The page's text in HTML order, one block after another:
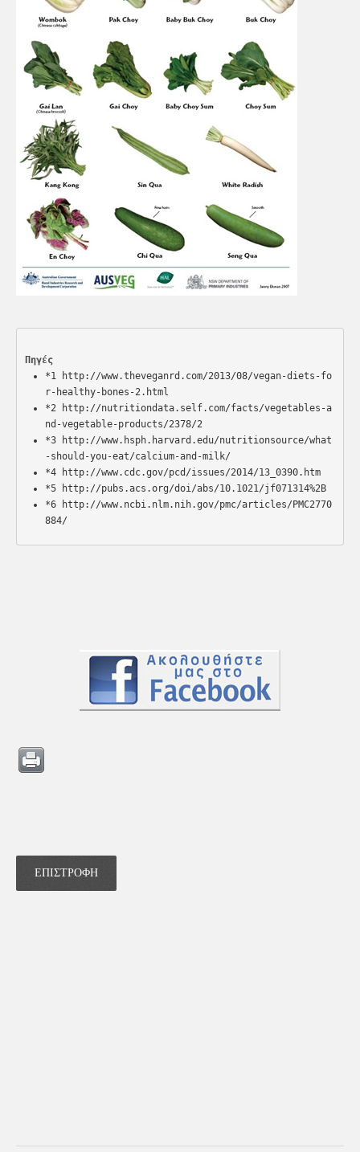
Πηγές
*1 http://www.theveganrd.com/2013/08/vegan-diets-fo
r-healthy-bones-2.html
*2 http://nutritiondata.self.com/facts/vegetables-a
nd-vegetable-products/2378/2
*3 http://www.hsph.harvard.edu/nutritionsource/what
-should-you-eat/calcium-and-milk/
*4 http://www.cdc.gov/pcd/issues/2014/13_0390.htm
*5 http://pubs.acs.org/doi/abs/10.1021/jf071314%2B
*6 http://www.ncbi.nlm.nih.gov/pmc/articles/PMC2770
884/
ΕΠΙΣΤΡΟΦΗ